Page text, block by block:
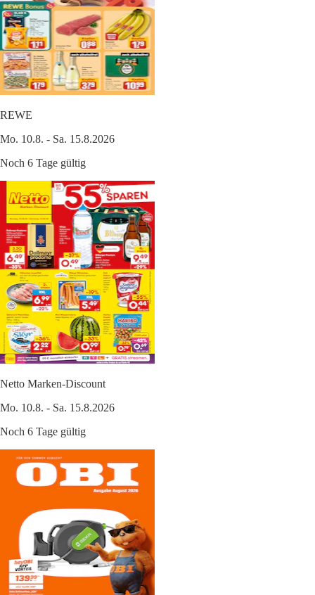
REWE
Mo. 10.8. - Sa. 15.8.2026
Noch 6 Tage gültig
Netto Marken-Discount
Mo. 10.8. - Sa. 15.8.2026
Noch 6 Tage gültig